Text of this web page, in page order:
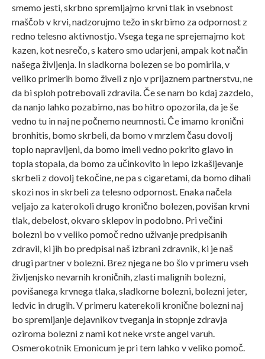
smemo jesti, skrbno spremljajmo krvni tlak in vsebnost
maščob v krvi, nadzorujmo težo in skrbimo za odpornost z
redno telesno aktivnostjo. Vsega tega ne sprejemajmo kot
kazen, kot nesrečo, s katero smo udarjeni, ampak kot način
našega življenja. In sladkorna bolezen se bo pomirila, v
veliko primerih bomo živeli z njo v prijaznem partnerstvu, ne
da bi sploh potrebovali zdravila. Če se nam bo kdaj zazdelo,
da nanjo lahko pozabimo, nas bo hitro opozorila, da je še
vedno tu in naj ne počnemo neumnosti. Če imamo kronični
bronhitis, bomo skrbeli, da bomo v mrzlem času dovolj
toplo napravljeni, da bomo imeli vedno pokrito glavo in
topla stopala, da bomo za učinkovito in lepo izkašljevanje
skrbeli z dovolj tekočine, ne pa s cigaretami, da bomo dihali
skozi nos in skrbeli za telesno odpornost. Enaka načela
veljajo za katerokoli drugo kronično bolezen, povišan krvni
tlak, debelost, okvaro sklepov in podobno. Pri večini
bolezni bo v veliko pomoč redno uživanje predpisanih
zdravil, ki jih bo predpisal naš izbrani zdravnik, ki je naš
drugi partner v bolezni. Brez njega ne bo šlo v primeru vseh
življenjsko nevarnih kroničnih, zlasti malignih bolezni,
povišanega krvnega tlaka, sladkorne bolezni, bolezni jeter,
ledvic in drugih. V primeru katerekoli kronične bolezni naj
bo spremljanje dejavnikov tveganja in stopnje zdravja
oziroma bolezni z nami kot neke vrste angel varuh.
Osmerokotnik Emonicum je pri tem lahko v veliko pomoč.